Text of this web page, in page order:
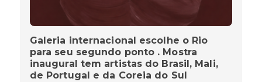
Galeria internacional escolhe o Rio
para seu segundo ponto . Mostra
inaugural tem artistas do Brasil, Mali,
de Portugal e da Coreia do Sul